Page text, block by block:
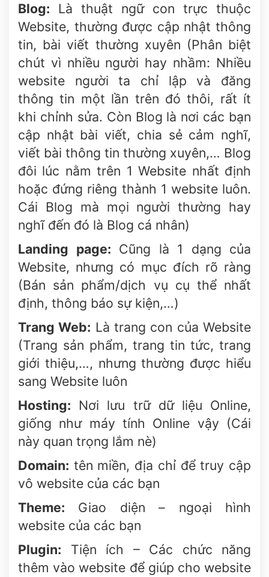
Blog: Là thuật ngữ con trực thuộc
Website, thường được cập nhật thông
tin, bài viết thường xuyên (Phân biệt
chút vì nhiều người hay nhầm: Nhiều
website người ta chỉ lập và đăng
thông tin một lần trên đó thôi, rất ít
khi chỉnh sửa. Còn Blog là nơi các bạn
cập nhật bài viết, chia sẻ cảm nghĩ,
viết bài thông tin thường xuyên,… Blog
đôi lúc nằm trên 1 Website nhất định
hoặc đứng riêng thành 1 website luôn.
Cái Blog mà mọi người thường hay
nghĩ đến đó là Blog cá nhân)
Landing page: Cũng là 1 dạng của
Website, nhưng có mục đích rõ ràng
(Bán sản phẩm/dịch vụ cụ thể nhất
định, thông báo sự kiện,…)
Trang Web: Là trang con của Website
(Trang sản phẩm, trang tin tức, trang
giới thiệu,…, nhưng thường được hiểu
sang Website luôn
Hosting: Nơi lưu trữ dữ liệu Online,
giống như máy tính Online vậy (Cái
này quan trọng lắm nè)
Domain: tên miền, địa chỉ để truy cập
vô website của các bạn
Theme: Giao diện – ngoại hình
website của các bạn
Plugin: Tiện ích – Các chức năng
thêm vào website để giúp cho website